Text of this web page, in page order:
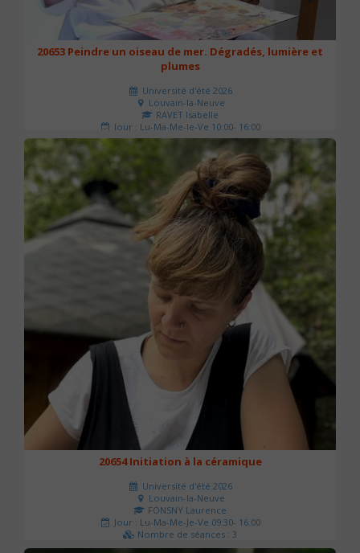
20653 Peindre un oiseau de mer. Dégradés, lumière et
plumes
Université d'été 2026
Louvain-la-Neuve
RAVET Isabelle
Jour : Lu-Ma-Me-Je-Ve 10:00- 16:00
Nombre de séances : 2
20654 Initiation à la céramique
Université d'été 2026
Louvain-la-Neuve
FONSNY Laurence
Jour : Lu-Ma-Me-Je-Ve 09:30- 16:00
Nombre de séances : 3
190 €